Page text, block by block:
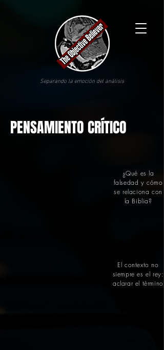
Separando la emoción del análisis
PENSAMIENTO CRÍTICO
¿Qué es la
falsedad y cómo
se relaciona con
la Biblia?
El contexto no
siempre es el rey:
aclarar el término